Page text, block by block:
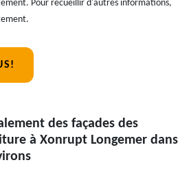
Pour recueillir d'autres informations,
des façades des
à Xonrupt Longemer dans